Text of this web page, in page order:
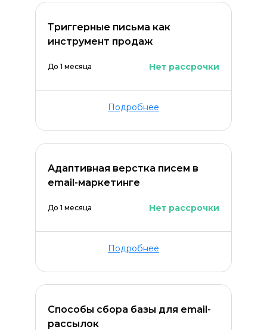
Триггерные письма как
инструмент продаж
До 1 месяца Нет рассрочки
Подробнее
Адаптивная верстка писем в
email-маркетинге
До 1 месяца Нет рассрочки
Подробнее
Способы сбора базы для email-
рассылок